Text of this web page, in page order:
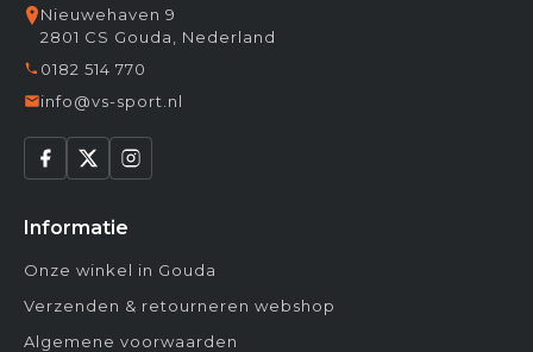
Nieuwehaven 9
2801 CS Gouda, Nederland
0182 514 770
info@vs-sport.nl
Informatie
Onze winkel in Gouda
Verzenden & retourneren webshop
Algemene voorwaarden